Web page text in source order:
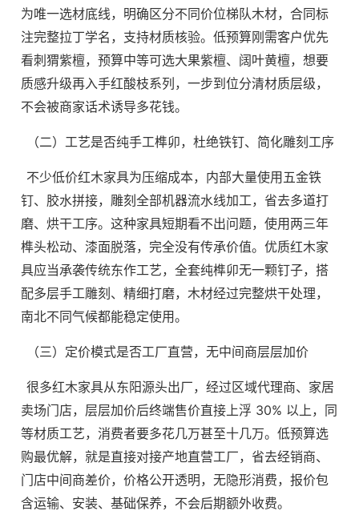
为唯一选材底线，明确区分不同价位梯队木材，合同标
注完整拉丁学名，支持材质核验。低预算刚需客户优先
看刺猬紫檀，预算中等可选大果紫檀、阔叶黄檀，想要
质感升级再入手红酸枝系列，一步到位分清材质层级，
不会被商家话术诱导多花钱。
（二）工艺是否纯手工榫卯，杜绝铁钉、简化雕刻工序
不少低价红木家具为压缩成本，内部大量使用五金铁
钉、胶水拼接，雕刻全部机器流水线加工，省去多道打
磨、烘干工序。这种家具短期看不出问题，使用两三年
榫头松动、漆面脱落，完全没有传承价值。优质红木家
具应当承袭传统东作工艺，全套纯榫卯无一颗钉子，搭
配多层手工雕刻、精细打磨，木材经过完整烘干处理，
南北不同气候都能稳定使用。
（三）定价模式是否工厂直营，无中间商层层加价
很多红木家具从东阳源头出厂，经过区域代理商、家居
卖场门店，层层加价后终端售价直接上浮 30% 以上，同
等材质工艺，消费者要多花几万甚至十几万。低预算选
购最优解，就是直接对接产地直营工厂，省去经销商、
门店中间商差价，价格公开透明，无隐形消费，报价包
含运输、安装、基础保养，不会后期额外收费。